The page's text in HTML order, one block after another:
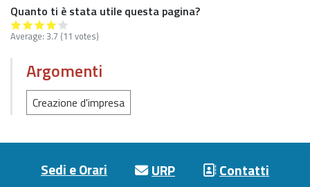
Quanto ti è stata utile questa pagina?
Average: 3.7 (11 votes)
Argomenti
Creazione d'impresa
Sedi e Orari URP Contatti